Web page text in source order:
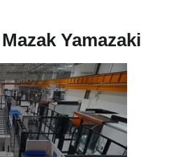
Yamazaki